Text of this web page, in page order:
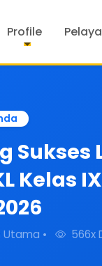
Profile
Kelas
Utama • 566x